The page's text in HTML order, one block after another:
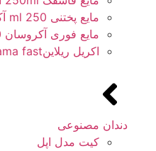
مایع پختنی 250 ml آکروسان
مایع فوری آکروسان 250 ml
اکریل ریلاینTokuyama fast
دندان مصنوعی
کیت مدل اپل